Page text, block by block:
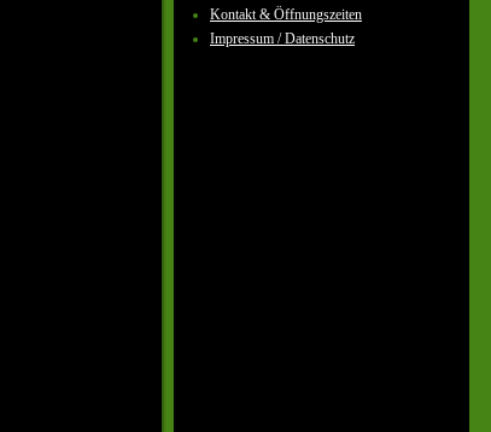
Kontakt & Öffnungszeiten
Impressum / Datenschutz